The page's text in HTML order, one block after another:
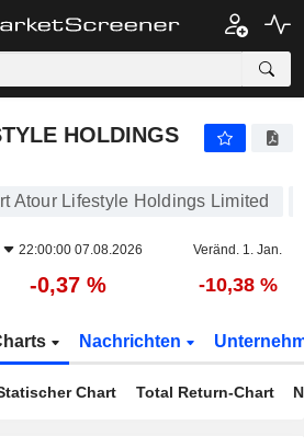
HOLDINGS
Atour Lifestyle Holdings Limited
22:00:00 07.08.2026 Veränd. 1. Jan.
-0,37 % -10,38 %
Nachrichten
Chart Total Return-Chart